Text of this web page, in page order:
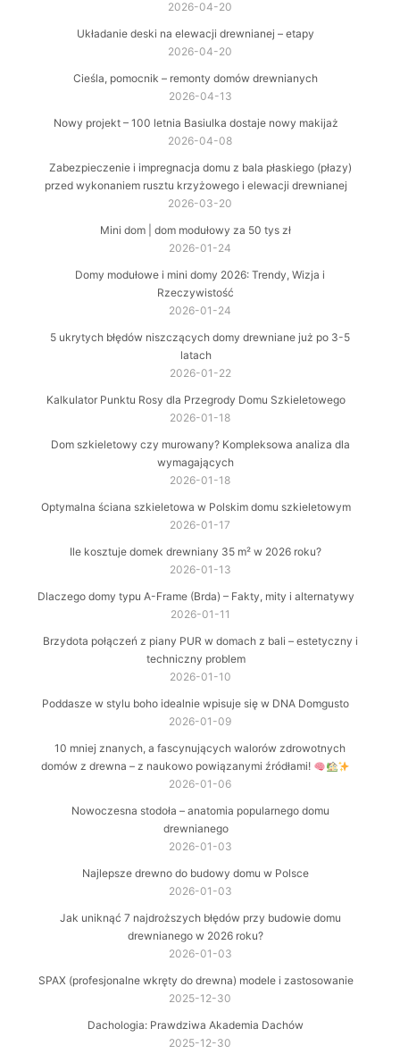
2026-04-20
Układanie deski na elewacji drewnianej – etapy
2026-04-20
Cieśla, pomocnik – remonty domów drewnianych
2026-04-13
Nowy projekt – 100 letnia Basiulka dostaje nowy makijaż
2026-04-08
Zabezpieczenie i impregnacja domu z bala płaskiego (płazy)
przed wykonaniem rusztu krzyżowego i elewacji drewnianej
2026-03-20
Mini dom | dom modułowy za 50 tys zł
2026-01-24
Domy modułowe i mini domy 2026: Trendy, Wizja i
Rzeczywistość
2026-01-24
5 ukrytych błędów niszczących domy drewniane już po 3-5
latach
2026-01-22
Kalkulator Punktu Rosy dla Przegrody Domu Szkieletowego
2026-01-18
Dom szkieletowy czy murowany? Kompleksowa analiza dla
wymagających
2026-01-18
Optymalna ściana szkieletowa w Polskim domu szkieletowym
2026-01-17
Ile kosztuje domek drewniany 35 m² w 2026 roku?
2026-01-13
Dlaczego domy typu A-Frame (Brda) – Fakty, mity i alternatywy
2026-01-11
Brzydota połączeń z piany PUR w domach z bali – estetyczny i
techniczny problem
2026-01-10
Poddasze w stylu boho idealnie wpisuje się w DNA Domgusto
2026-01-09
10 mniej znanych, a fascynujących walorów zdrowotnych
domów z drewna – z naukowo powiązanymi źródłami!
2026-01-06
Nowoczesna stodoła – anatomia popularnego domu
drewnianego
2026-01-03
Najlepsze drewno do budowy domu w Polsce
2026-01-03
Jak uniknąć 7 najdroższych błędów przy budowie domu
drewnianego w 2026 roku?
2026-01-03
SPAX (profesjonalne wkręty do drewna) modele i zastosowanie
2025-12-30
Dachologia: Prawdziwa Akademia Dachów
2025-12-30